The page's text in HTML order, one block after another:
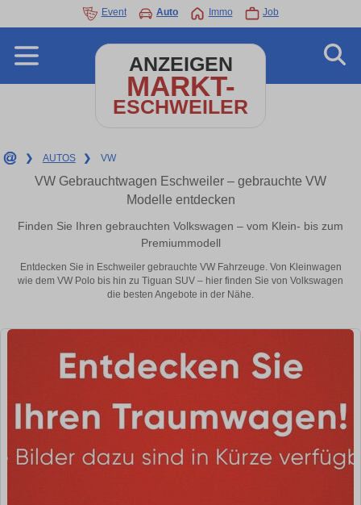
Event Auto Immo Job
ANZEIGEN
MARKT-
ESCHWEILER
❯ AUTOS ❯ VW
VW Gebrauchtwagen Eschweiler – gebrauchte VW
Modelle entdecken
Finden Sie Ihren gebrauchten Volkswagen – vom Klein- bis zum
Premiummodell
Entdecken Sie in Eschweiler gebrauchte VW Fahrzeuge. Von Kleinwagen
wie dem VW Polo bis hin zu Tiguan SUV – hier finden Sie von Volkswagen
die besten Angebote in der Nähe.